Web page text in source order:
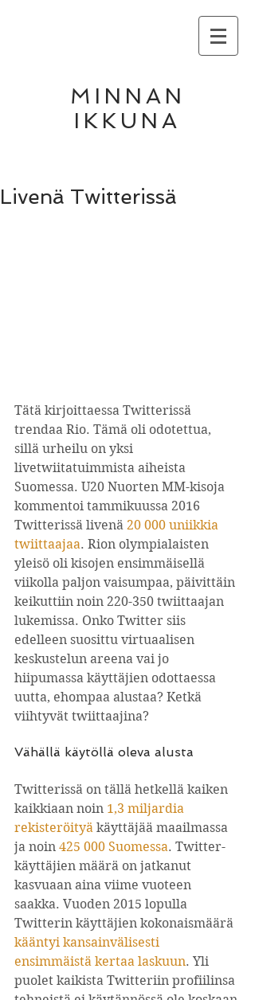
MINNAN
IKKUNA
Livenä Twitterissä
Tätä kirjoittaessa Twitterissä
trendaa Rio. Tämä oli odotettua,
sillä urheilu on yksi
livetwiitatuimmista aiheista
Suomessa. U20 Nuorten MM-kisoja
kommentoi tammikuussa 2016
Twitterissä livenä 20 000 uniikkia
twiittaajaa. Rion olympialaisten
yleisö oli kisojen ensimmäisellä
viikolla paljon vaisumpaa, päivittäin
keikuttiin noin 220-350 twiittaajan
lukemissa. Onko Twitter siis
edelleen suosittu virtuaalisen
keskustelun areena vai jo
hiipumassa käyttäjien odottaessa
uutta, ehompaa alustaa? Ketkä
viihtyvät twiittaajina?
Vähällä käytöllä oleva alusta
Twitterissä on tällä hetkellä kaiken
kaikkiaan noin 1,3 miljardia
rekisteröityä käyttäjää maailmassa
ja noin 425 000 Suomessa. Twitter-
käyttäjien määrä on jatkanut
kasvuaan aina viime vuoteen
saakka. Vuoden 2015 lopulla
Twitterin käyttäjien kokonaismäärä
kääntyi kansainvälisesti
ensimmäistä kertaa laskuun. Yli
puolet kaikista Twitteriin profiilinsa